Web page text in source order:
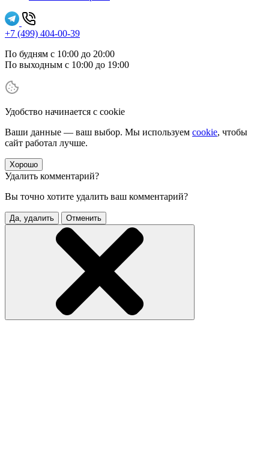
+7 (499) 404-00-39
По будням с 10:00 до 20:00
По выходным с 10:00 до 19:00
Удобство начинается с cookie
Ваши данные — ваш выбор. Мы используем cookie, чтобы
сайт работал лучше.
Хорошо
Удалить комментарий?
Вы точно хотите удалить ваш комментарий?
Да, удалить Отменить